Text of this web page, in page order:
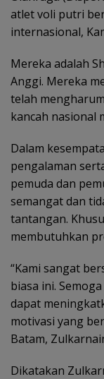
atlet voli putri
internasional,
Mereka adalah
Anggi. Mereka
telah
kancah nasional
Dalam
pengalaman
pemuda dan
semangat dan
tantangan.
membutuhkan
“Kami sangat
biasa ini.
dapat
motivasi yang
Batam,
Dikatakan